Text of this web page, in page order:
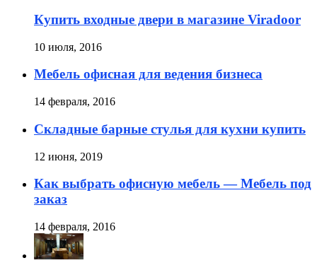
Купить входные двери в магазине Viradoor
10 июля, 2016
Мебель офисная для ведения бизнеса
14 февраля, 2016
Складные барные стулья для кухни купить
12 июня, 2019
Как выбрать офисную мебель — Мебель под
заказ
14 февраля, 2016